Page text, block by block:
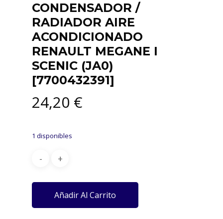
CONDENSADOR /
RADIADOR AIRE
ACONDICIONADO
RENAULT MEGANE I
SCENIC (JA0)
[7700432391]
24,20 €
1 disponibles
Añadir Al Carrito